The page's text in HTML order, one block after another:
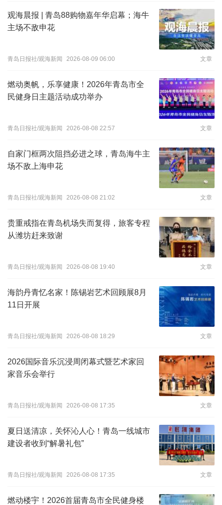
观海晨报 | 青岛88购物嘉年华启幕；海牛
主场不敌申花
青岛日报社/观海新闻 2026-08-09 06:00 文章
燃动奥帆，乐享健康！2026年青岛市全
民健身日主题活动成功举办
青岛日报社/观海新闻 2026-08-08 22:57 文章
自家门框两次阻挡必进之球，青岛海牛主
场不敌上海申花
青岛日报社/观海新闻 2026-08-08 21:02 文章
贵重戒指在青岛机场失而复得，旅客专程
从潍坊赶来致谢
青岛日报社/观海新闻 2026-08-08 19:40 文章
海韵丹青忆名家！陈锡岩艺术回顾展8月
11日开展
青岛日报社/观海新闻 2026-08-08 18:29 文章
2026国际音乐沉浸周闭幕式暨艺术家回
家音乐会举行
青岛日报社/观海新闻 2026-08-08 17:35 文章
夏日送清凉，关怀沁人心！青岛一线城市
建设者收到“解暑礼包”
青岛日报社/观海新闻 2026-08-08 17:35 文章
燃动楼宇！2026首届青岛市全民健身楼